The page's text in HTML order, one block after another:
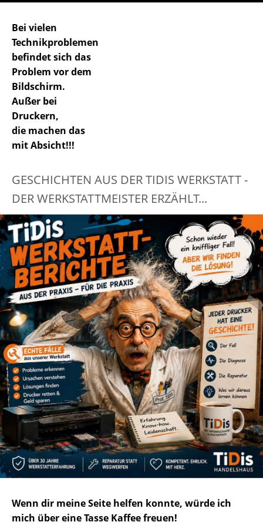
Bei vielen
Technikproblemen
befindet sich das
Problem vor dem
Bildschirm.
Außer bei
Druckern,
die machen das
mit Absicht!!!
GESCHICHTEN AUS DER TIDIS WERKSTATT -
DER WERKSTATTMEISTER ERZÄHLT...
Wenn dir meine Seite helfen konnte, würde ich
mich über eine Tasse Kaffee freuen!